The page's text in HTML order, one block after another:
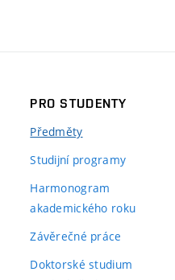
PRO STUDENTY
Předměty
Studijní programy
Harmonogram
akademického roku
Závěrečné práce
Doktorské studium